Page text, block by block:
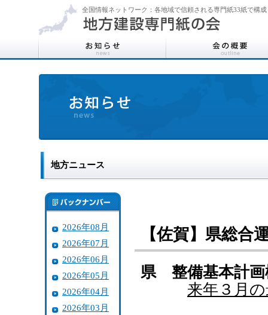
全国情報ネットワーク：各地域で信頼される専門紙33紙で構成
地方ニュース
2026年08月
2026年07月
2026年06月
2026年05月
2026年04月
2026年03月
【佐賀】県総
県 整備基本計画
来年３月